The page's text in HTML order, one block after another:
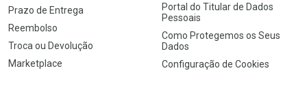
Prazo de Entrega
Reembolso
Troca ou Devolução
Marketplace
Portal do Titular de Dados
Pessoais
Como Protegemos os Seus
Dados
Configuração de Cookies